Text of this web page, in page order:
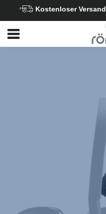
Hauptinhalt
springen
Kostenloser Versand
Black,